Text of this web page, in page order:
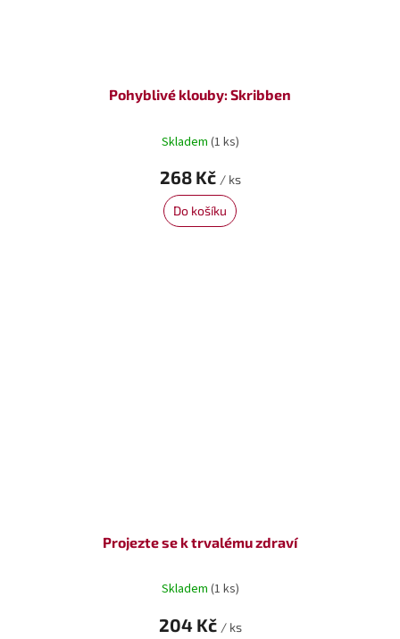
Pohyblivé klouby: Skribben
Skladem (1 ks)
268 Kč / ks
Do košíku
Projezte se k trvalému zdraví
Skladem (1 ks)
204 Kč / ks